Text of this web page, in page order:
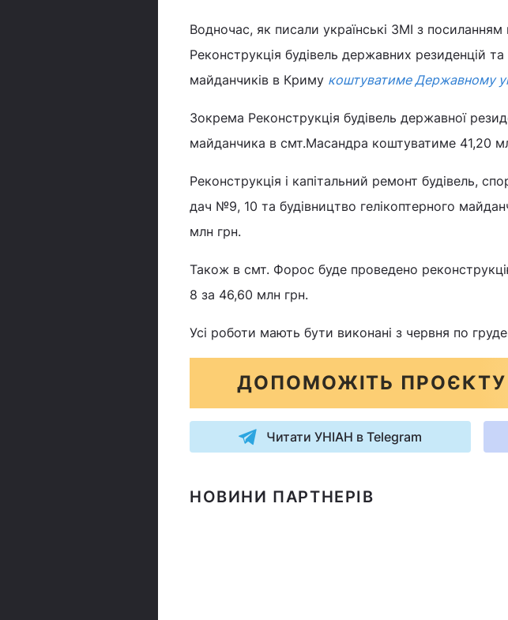
Водночас, як писали українські ЗМІ з
Реконструкція будівель державних резиденцій
майданчиків в Криму коштуватиме Державному
Зокрема Реконструкція будівель державної
майданчика в смт.Масандра коштуватиме 41,20
Реконструкція і капітальний ремонт будівель,
дач №9, 10 та будівництво гелікоптерного
млн грн.
Також в смт. Форос буде проведено
8 за 46,60 млн грн.
Усі роботи мають бути виконані з червня по
ДОПОМОЖІТЬ ПРОЄКТУ
Читати УНІАН в Telegram
НОВИНИ ПАРТНЕРІВ